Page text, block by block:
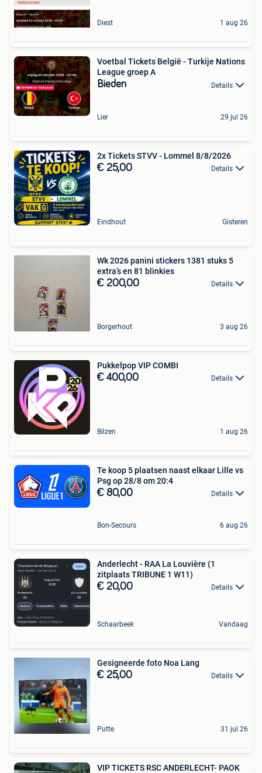
Diest 1 aug 26
Voetbal Tickets België - Turkije Nations
League groep A
Bieden Details
Lier 29 jul 26
2x Tickets STVV - Lommel 8/8/2026
€ 25,00 Details
Eindhout Gisteren
Wk 2026 panini stickers 1381 stuks 5
extra’s en 81 blinkies
€ 200,00 Details
Borgerhout 3 aug 26
Pukkelpop VIP COMBI
€ 400,00 Details
Bilzen 1 aug 26
Te koop 5 plaatsen naast elkaar Lille vs
Psg op 28/8 om 20:4
€ 80,00 Details
Bon-Secours 6 aug 26
Anderlecht - RAA La Louvière (1
zitplaats TRIBUNE 1 W11)
€ 20,00 Details
Schaarbeek Vandaag
Gesigneerde foto Noa Lang
€ 25,00 Details
Putte 31 jul 26
VIP TICKETS RSC ANDERLECHT- PAOK